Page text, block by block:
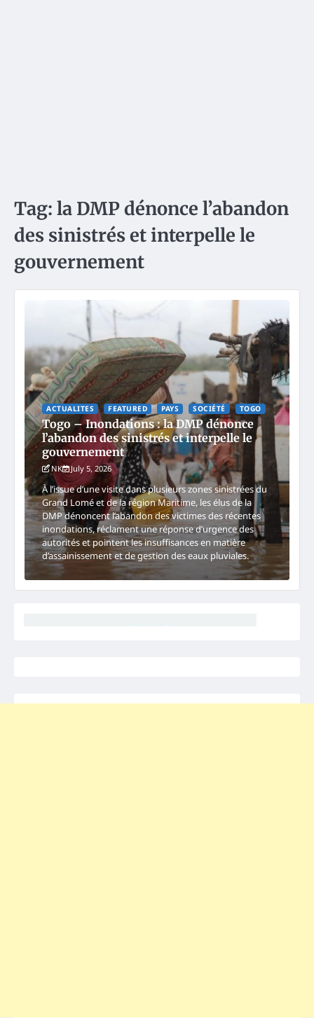
Tag: la DMP dénonce l’abandon
des sinistrés et interpelle le
gouvernement
ACTUALITES FEATURED PAYS SOCIÉTÉ TOGO
Togo – Inondations : la DMP dénonce
l’abandon des sinistrés et interpelle le
gouvernement
NK July 5, 2026
À l’issue d’une visite dans plusieurs zones sinistrées du
Grand Lomé et de la région Maritime, les élus de la
DMP dénoncent l’abandon des victimes des récentes
inondations, réclament une réponse d’urgence des
autorités et pointent les insuffisances en matière
d’assainissement et de gestion des eaux pluviales.